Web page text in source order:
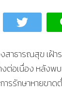
สาธารณสุข เฝ้า
งต่อเนื่อง หลังพ
ารรักษาหายขาด